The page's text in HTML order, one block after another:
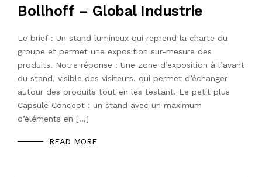
Bollhoff – Global Industrie
Le brief : Un stand lumineux qui reprend la charte du
groupe et permet une exposition sur-mesure des
produits. Notre réponse : Une zone d’exposition à l’avant
du stand, visible des visiteurs, qui permet d’échanger
autour des produits tout en les testant. Le petit plus
Capsule Concept : un stand avec un maximum
d’éléments en […]
READ MORE